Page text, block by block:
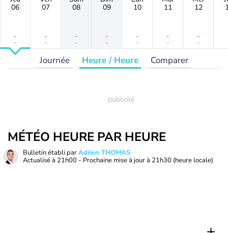
06
-
-
07
-
-
08
-
-
09
-
-
10
-
-
11
-
-
12
-
-
Journée Heure / Heure Comparer
MÉTÉO HEURE PAR HEURE
Bulletin établi parAdrien THOMAS
Actualisé à 21h00 - Prochaine mise à jour à 21h30 (heure locale)